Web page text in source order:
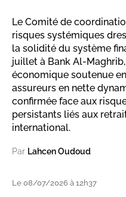
Le Comité de
risques systémiques
la solidité du système
juillet à Bank Al-
économique soutenue
assureurs en nette
confirmée face aux
persistants liés aux
international.
Par Lahcen Oudoud
Le 08/07/2026 à 12h37